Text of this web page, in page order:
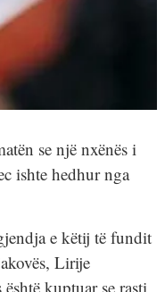
se një nxënës i
ishte hedhur nga
e këtij të fundit
Lirije
kuptuar se rasti